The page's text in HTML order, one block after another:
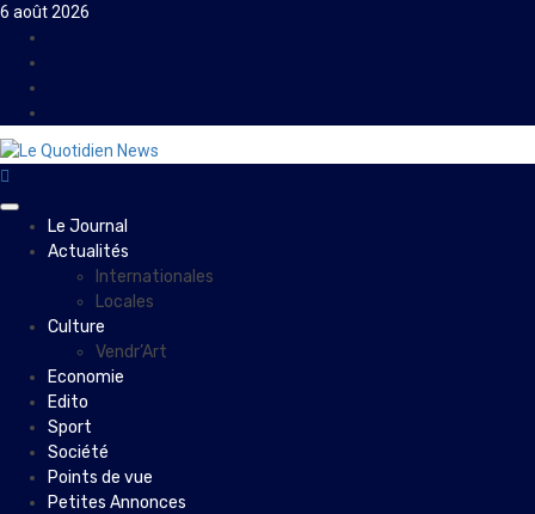
Skip
content
6 août 2026
PrimaryLe Journal
Actualités
Internationales
Locales
Culture
Vendr’Art
Economie
Edito
Sport
Société
Points de vue
Petites Annonces